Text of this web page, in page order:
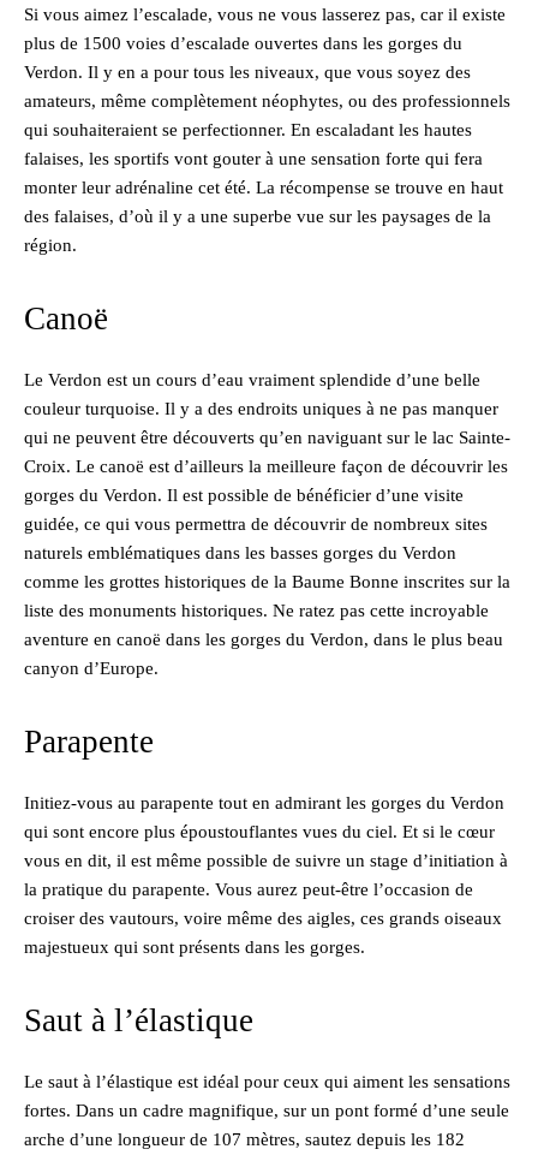
Si vous aimez l’escalade, vous ne vous lasserez pas, car il existe
plus de 1500 voies d’escalade ouvertes dans les gorges du
Verdon. Il y en a pour tous les niveaux, que vous soyez des
amateurs, même complètement néophytes, ou des professionnels
qui souhaiteraient se perfectionner. En escaladant les hautes
falaises, les sportifs vont gouter à une sensation forte qui fera
monter leur adrénaline cet été. La récompense se trouve en haut
des falaises, d’où il y a une superbe vue sur les paysages de la
région.
Canoë
Le Verdon est un cours d’eau vraiment splendide d’une belle
couleur turquoise. Il y a des endroits uniques à ne pas manquer
qui ne peuvent être découverts qu’en naviguant sur le lac Sainte-
Croix. Le canoë est d’ailleurs la meilleure façon de découvrir les
gorges du Verdon. Il est possible de bénéficier d’une visite
guidée, ce qui vous permettra de découvrir de nombreux sites
naturels emblématiques dans les basses gorges du Verdon
comme les grottes historiques de la Baume Bonne inscrites sur la
liste des monuments historiques. Ne ratez pas cette incroyable
aventure en canoë dans les gorges du Verdon, dans le plus beau
canyon d’Europe.
Parapente
Initiez-vous au parapente tout en admirant les gorges du Verdon
qui sont encore plus époustouflantes vues du ciel. Et si le cœur
vous en dit, il est même possible de suivre un stage d’initiation à
la pratique du parapente. Vous aurez peut-être l’occasion de
croiser des vautours, voire même des aigles, ces grands oiseaux
majestueux qui sont présents dans les gorges.
Saut à l’élastique
Le saut à l’élastique est idéal pour ceux qui aiment les sensations
fortes. Dans un cadre magnifique, sur un pont formé d’une seule
arche d’une longueur de 107 mètres, sautez depuis les 182